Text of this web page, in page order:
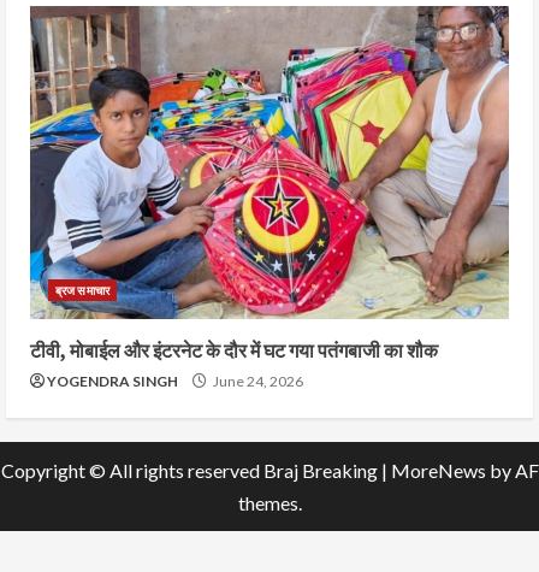
ब्रज समाचार
टीवी, मोबाईल और इंटरनेट के दौर में घट गया पतंगबाजी का शौक
YOGENDRA SINGH June 24, 2026
Copyright © All rights reserved Braj Breaking | MoreNews by AF
themes.